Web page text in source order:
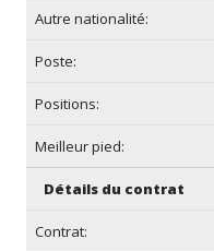
Autre nationalité:
Poste:
Positions:
Meilleur pied:
Détails du contrat
Contrat: